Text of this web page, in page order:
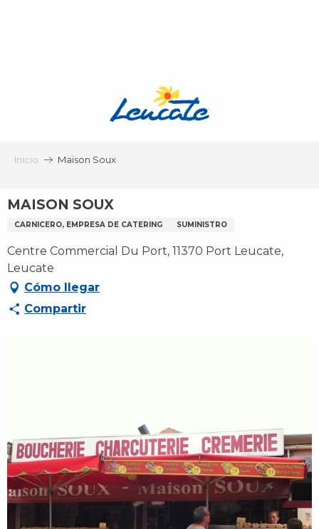
Inicio Maison Soux
MAISON SOUX
CARNICERO, EMPRESA DE CATERING SUMINISTRO
Centre Commercial Du Port, 11370 Port Leucate,
Leucate
Cómo llegar
Compartir